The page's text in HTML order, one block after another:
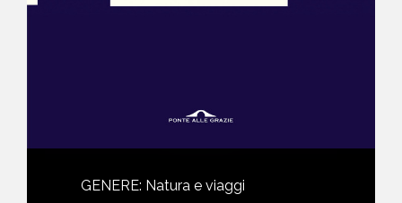
GENERE: Natura e viaggi